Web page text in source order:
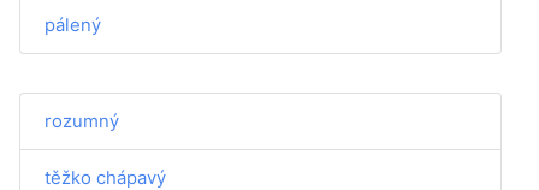
pálený
rozumný
těžko chápavý